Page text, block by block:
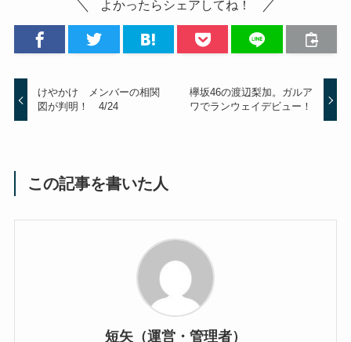
よかったらシェアしてね！
けやかけ メンバーの相関
図が判明！ 4/24
欅坂46の渡辺梨加。ガルア
ワでランウェイデビュー！
この記事を書いた人
短矢（運営・管理者）